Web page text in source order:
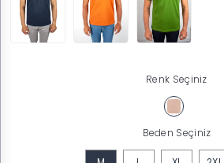
Renk Seçiniz
Beden Seçiniz